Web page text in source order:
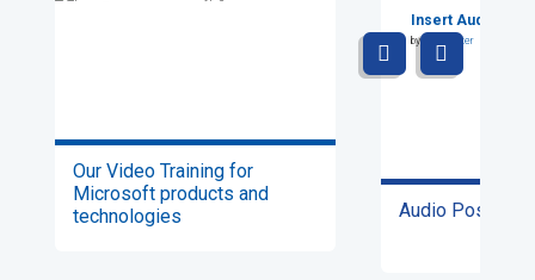
Our Video Training for
Microsoft products and
technologies
Insert Audio Title
by Lily Hunter
Audio Post